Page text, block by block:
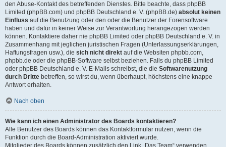
den Abuse-Kontakt des betreffenden Dienstes. Bitte beachte, dass phpBB
Limited (phpBB.com) und phpBB Deutschland e. V. (phpBB.de) absolut keinen
Einfluss auf die Benutzung oder den oder die Benutzer der Forensoftware
haben und dafür in keiner Weise zur Verantwortung herangezogen werden
können. Kontaktiere daher nie phpBB Limited oder phpBB Deutschland e. V. in
Zusammenhang mit jeglichen juristischen Fragen (Unterlassungserklärungen,
Haftungsfragen usw.), die sich nicht direkt auf die Websiten phpbb.com,
phpbb.de oder die phpBB-Software selbst beziehen. Falls du phpBB Limited
oder phpBB Deutschland e. V. E-Mails schreibst, die die Softwarenutzung
durch Dritte betreffen, so wirst du, wenn überhaupt, höchstens eine knappe
Antwort erhalten.
Nach oben
Wie kann ich einen Administrator des Boards kontaktieren?
Alle Benutzer des Boards können das Kontaktformular nutzen, wenn die
Funktion durch die Board-Administration aktiviert wurde.
Mitglieder des Boards können zusätzlich den Link „Das Team“ verwenden.